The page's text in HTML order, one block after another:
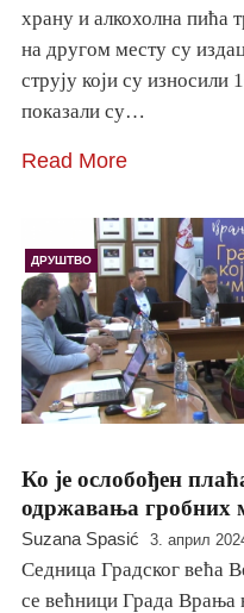
храну и алкохолна пића
на другом месту су
струју који су
показали су…
Read More
ДРУШТВО
Ко је ослобођен
одржавања гробних
Suzana Spasić 3. април
Седница Градског већа
се већници Града Врања